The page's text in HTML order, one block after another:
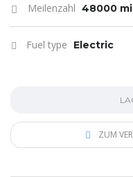
Meilenzahl 48000 mi
Fuel type Electric
ZUM